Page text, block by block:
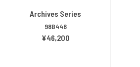
Archives Series
98B446
¥46,200